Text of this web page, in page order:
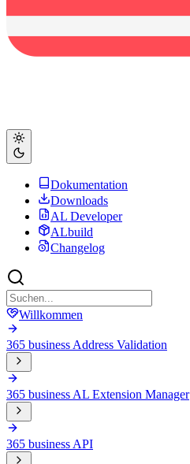
Dokumentation
Downloads
AL Developer
ALbuild
Changelog
Willkommen
365 business Address Validation
365 business AL Extension Manager
365 business API